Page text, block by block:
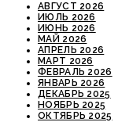
АВГУСТ 2026
ИЮЛЬ 2026
ИЮНЬ 2026
МАЙ 2026
АПРЕЛЬ 2026
МАРТ 2026
ФЕВРАЛЬ 2026
ЯНВАРЬ 2026
ДЕКАБРЬ 2025
НОЯБРЬ 2025
ОКТЯБРЬ 2025